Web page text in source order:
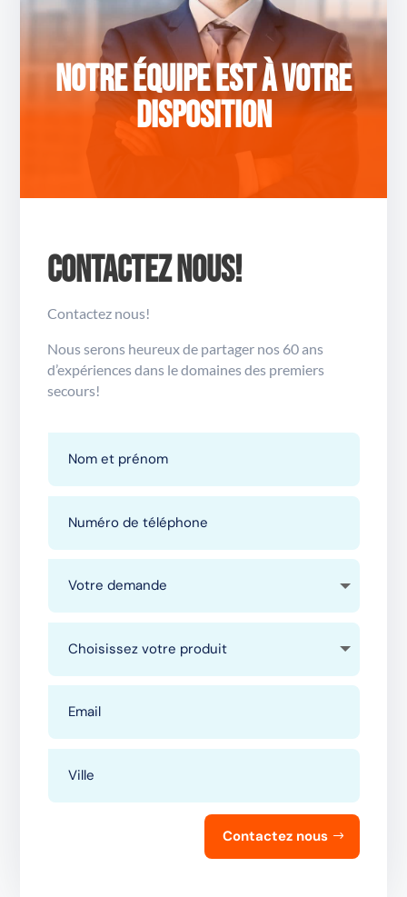
Notre équipe est à votre
disposition
Contactez nous!
Contactez nous!
Nous serons heureux de partager nos 60 ans
d’expériences dans le domaines des premiers
secours!
Contactez nous